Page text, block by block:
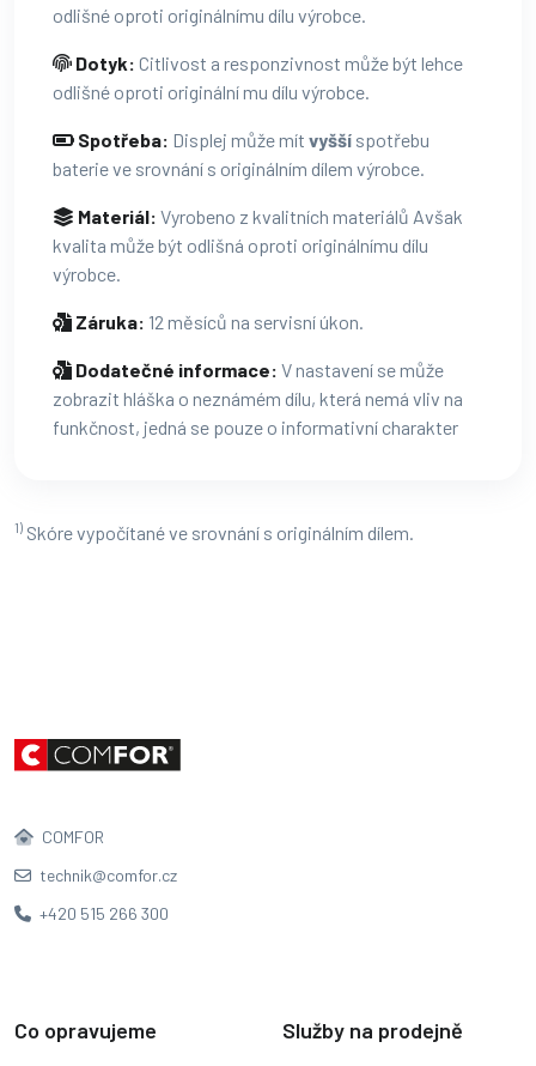
odlišné oproti originálnímu dílu výrobce.
Dotyk: Citlivost a responzivnost může být lehce
odlišné oproti originální mu dílu výrobce.
Spotřeba: Displej může mít vyšší spotřebu
baterie ve srovnání s originálním dílem výrobce.
Materiál: Vyrobeno z kvalitních materiálů Avšak
kvalita může být odlišná oproti originálnímu dílu
výrobce.
Záruka: 12 měsíců na servisní úkon.
Dodatečné informace: V nastavení se může
zobrazit hláška o neznámém dílu, která nemá vliv na
funkčnost, jedná se pouze o informativní charakter
1) Skóre vypočítané ve srovnání s originálním dílem.
COMFOR
technik@comfor.cz
+420 515 266 300
Co opravujeme Služby na prodejně